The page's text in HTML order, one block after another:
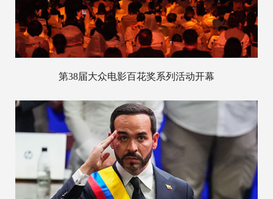
第38届大众电影百花奖系列活动开幕